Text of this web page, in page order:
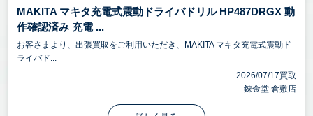
MAKITA マキタ充電式震動ドライバドリル HP487DRGX 動
作確認済み 充電 ...
お客さまより、出張買取をご利用いただき、MAKITA マキタ充電式震動ド
ライバド...
2026/07/17買取
錬金堂 倉敷店